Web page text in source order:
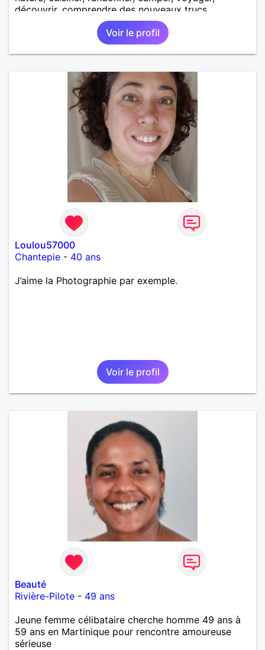
découvrir, comprendre des nouveaux trucs
techniques et sur la vie des êtres vivants. J aime
danser, faire la fête. Je ne bois pratiquement pas d
alcool, je fume rarement, je ris souvent. Je cherche
un vrai amoureux pour continuer à profiter de la vie
en ai marre je veux partagé et rigoler
Voir le profil
Loulou57000
Chantepie - 40 ans
J’aime la Photographie par exemple.
Voir le profil
Beauté
Rivière-Pilote - 49 ans
Jeune femme célibataire cherche homme 49 ans à
59 ans en Martinique pour rencontre amoureuse
sérieuse